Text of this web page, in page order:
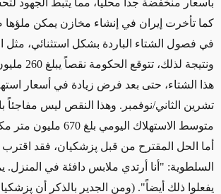
بأسعار منخفضة جداً محلياً، مما يثبط الجهود
كما تأخرت إيران في إنشاء مخازن يمكن ملؤها
في فصول الشتاء الباردة بشكل استثنائي، مثل
ونتيجة لذلك، تتوقع الحكومة نقصاً
يبلغ
تشرين الثاني/نوفمبر. وهذا النقص ليس مفاجئاً
متوسط الاستهلاك اليومي بلغ 670 مليون متر مكعب في
أما الحل المقترح من قبل پزشكيان، فقد اقترب
السلطوية: "أنا أرتدي ملابس دافئة في المنزل.
يفعلوا ذلك أيضاً". (ومن الجدير بالذكر أن